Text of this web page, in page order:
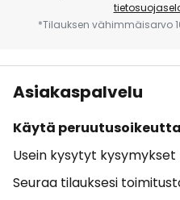
*Tilauksen vähimmäisarvo
Asiakaspalvelu
Käytä peruutusoikeutta
Usein kysytyt kysymykset
Seuraa tilauksesi